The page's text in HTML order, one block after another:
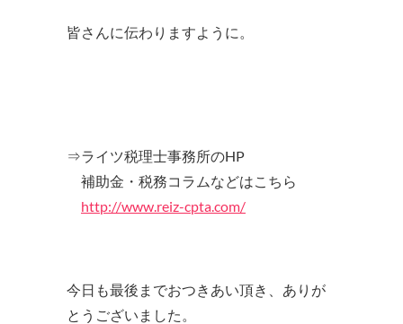
皆さんに伝わりますように。
⇒ライツ税理士事務所のHP
補助金・税務コラムなどはこちら
http://www.reiz-cpta.com/
今日も最後までおつきあい頂き、ありが
とうございました。